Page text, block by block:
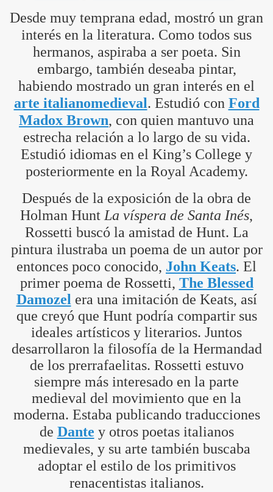
Desde muy temprana edad, mostró un gran
interés en la literatura. Como todos sus
hermanos, aspiraba a ser poeta. Sin
embargo, también deseaba pintar,
habiendo mostrado un gran interés en el
arte italianomedieval. Estudió con Ford
Madox Brown, con quien mantuvo una
estrecha relación a lo largo de su vida.
Estudió idiomas en el King’s College y
posteriormente en la Royal Academy.
Después de la exposición de la obra de
Holman HuntLa víspera de Santa Inés,
Rossetti buscó la amistad de Hunt. La
pintura ilustraba un poema de un autor por
entonces poco conocido, John Keats. El
primer poema de Rossetti, The Blessed
Damozelera una imitación de Keats, así
que creyó que Hunt podría compartir sus
ideales artísticos y literarios. Juntos
desarrollaron la filosofía de la Hermandad
de los prerrafaelitas. Rossetti estuvo
siempre más interesado en la parte
medieval del movimiento que en la
moderna. Estaba publicando traducciones
de Dante y otros poetas italianos
medievales, y su arte también buscaba
adoptar el estilo de los primitivos
renacentistas italianos.